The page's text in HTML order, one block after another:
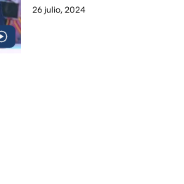
Summer Show de lunes a
26 julio, 2024